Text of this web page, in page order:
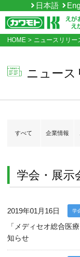
日本語
HOME > ニュースリリー
ニュース
すべて 企業情報
学会・展示
2019年01月16日 学
「メディセオ総合医
知らせ